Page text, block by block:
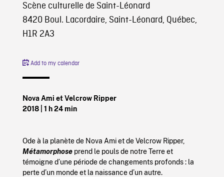
Scène culturelle de Saint-Léonard
8420 Boul. Lacordaire, Saint-Léonard, Québec,
H1R 2A3
Add to my calendar
Nova Ami et Velcrow Ripper
2018
| 1 h 24 min
Ode à la planète de Nova Ami et de Velcrow Ripper,
Métamorphoseprend le pouls de notre Terre et
témoigne d’une période de changements profonds : la
perte d’un monde et la naissance d’un autre.